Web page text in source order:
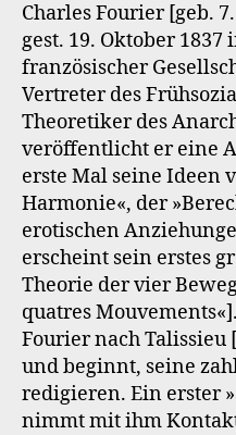
Charles Fourier [geb.
gest. 19. Oktober
französischer
Vertreter des
Theoretiker des
veröffentlicht er eine
erste Mal seine Ideen
Harmonie«, der
erotischen
erscheint sein erstes
Theorie der vier
quatres
Fourier nach Talissieu
und beginnt, seine
redigieren. Ein erster
nimmt mit ihm